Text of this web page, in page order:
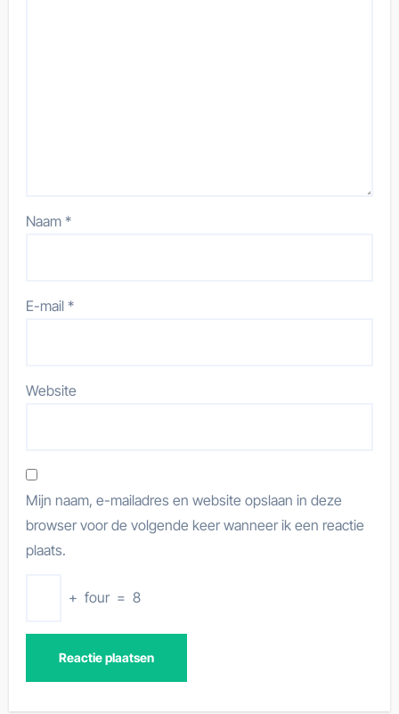
Naam*
E-mail*
Website
Mijn naam, e-mailadres en website opslaan in deze
browser voor de volgende keer wanneer ik een reactie
plaats.
+ four = 8